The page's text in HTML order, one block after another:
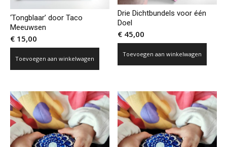
‘Tongblaar’ door Taco
Meeuwsen
€ 15,00
Toevoegen aan winkelwagen
Drie Dichtbundels voor één
Doel
€ 45,00
Toevoegen aan winkelwagen